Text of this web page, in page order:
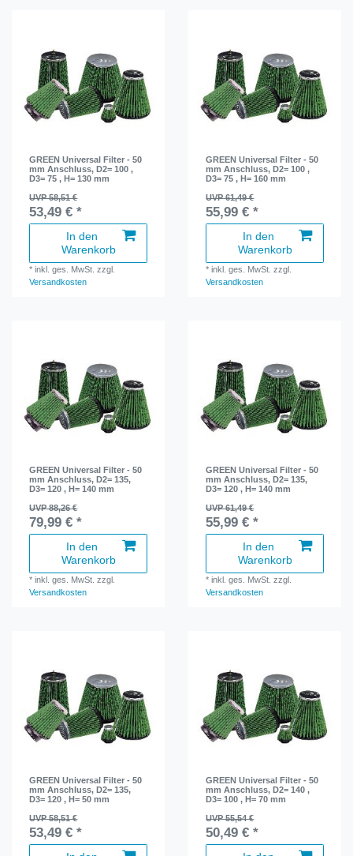
GREEN Universal Filter - 50
mm Anschluss, D2= 100 ,
D3= 75 , H= 130 mm
UVP 58,51 €
53,49 € *
In den
Warenkorb
*inkl. ges. MwSt. zzgl.
Versandkosten
GREEN Universal Filter - 50
mm Anschluss, D2= 100 ,
D3= 75 , H= 160 mm
UVP 61,49 €
55,99 € *
In den
Warenkorb
*inkl. ges. MwSt. zzgl.
Versandkosten
GREEN Universal Filter - 50
mm Anschluss, D2= 135,
D3= 120 , H= 140 mm
UVP 88,26 €
79,99 € *
In den
Warenkorb
*inkl. ges. MwSt. zzgl.
Versandkosten
GREEN Universal Filter - 50
mm Anschluss, D2= 135,
D3= 120 , H= 140 mm
UVP 61,49 €
55,99 € *
In den
Warenkorb
*inkl. ges. MwSt. zzgl.
Versandkosten
GREEN Universal Filter - 50
mm Anschluss, D2= 135,
D3= 120 , H= 50 mm
UVP 58,51 €
53,49 € *
GREEN Universal Filter - 50
mm Anschluss, D2= 140 ,
D3= 100 , H= 70 mm
UVP 55,54 €
50,49 € *